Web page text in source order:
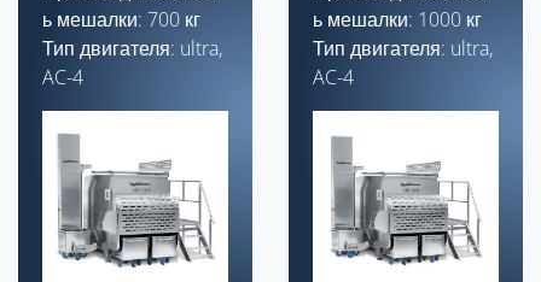
ь мешалки: 700 кг
Тип двигателя: ultra,
AC-4
ь мешалки: 1000 кг
Тип двигателя: ultra,
AC-4